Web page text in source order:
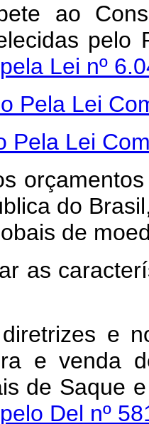
ao
pelo
Lei nº
Pela Lei
Pela Lei
do
de
as
e
e venda
de
Del nº